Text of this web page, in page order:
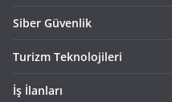
Siber Güvenlik
Turizm Teknolojileri
İş İlanları